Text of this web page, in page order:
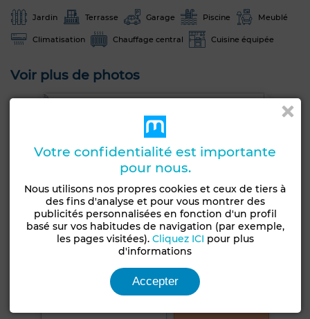
Jardin Terrasse Garage Piscine Meublé
Climatisation Chauffage central Cuisine équipée
Voir plus de photos
Votre confidentialité est importante
pour nous.
Nous utilisons nos propres cookies et ceux de tiers à
des fins d'analyse et pour vous montrer des
publicités personnalisées en fonction d'un profil
basé sur vos habitudes de navigation (par exemple,
les pages visitées). Cliquez ICI pour plus
d'informations
Accepter